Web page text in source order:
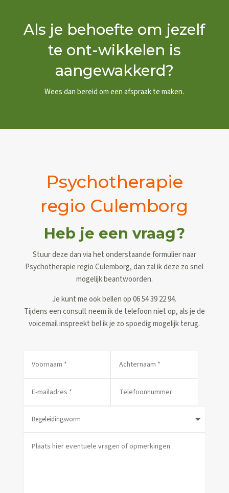
Als je behoefte om jezelf
te ont-wikkelen is
aangewakkerd?
Wees dan bereid om een afspraak te maken.
Psychotherapie
regio Culemborg
Heb je een vraag?
Stuur deze dan via het onderstaande formulier naar
Psychotherapie regio Culemborg, dan zal ik deze zo snel
mogelijk beantwoorden.
Je kunt me ook bellen op 06 54 39 22 94.
Tijdens een consult neem ik de telefoon niet op, als je de
voicemail inspreekt bel ik je zo spoedig mogelijk terug.